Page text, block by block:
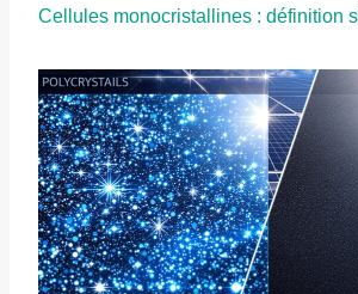
Cellules monocristallines : définition